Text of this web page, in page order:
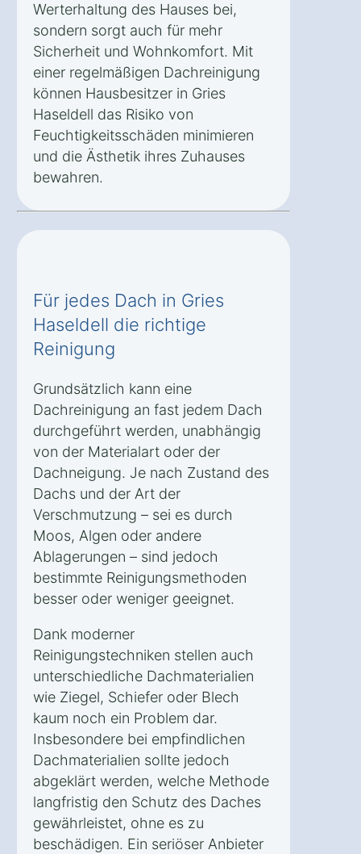
Werterhaltung des Hauses bei,
sondern sorgt auch für mehr
Sicherheit und Wohnkomfort. Mit
einer regelmäßigen Dachreinigung
können Hausbesitzer in Gries
Haseldell das Risiko von
Feuchtigkeitsschäden minimieren
und die Ästhetik ihres Zuhauses
bewahren.
Für jedes Dach in Gries
Haseldell die richtige
Reinigung
Grundsätzlich kann eine
Dachreinigung an fast jedem Dach
durchgeführt werden, unabhängig
von der Materialart oder der
Dachneigung. Je nach Zustand des
Dachs und der Art der
Verschmutzung – sei es durch
Moos, Algen oder andere
Ablagerungen – sind jedoch
bestimmte Reinigungsmethoden
besser oder weniger geeignet.
Dank moderner
Reinigungstechniken stellen auch
unterschiedliche Dachmaterialien
wie Ziegel, Schiefer oder Blech
kaum noch ein Problem dar.
Insbesondere bei empfindlichen
Dachmaterialien sollte jedoch
abgeklärt werden, welche Methode
langfristig den Schutz des Daches
gewährleistet, ohne es zu
beschädigen. Ein seriöser Anbieter